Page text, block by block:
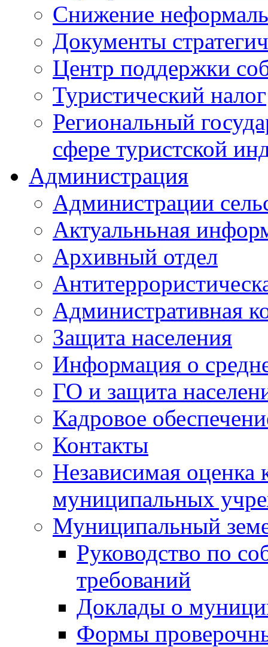
Снижение
Документы
Центр поддержки
Туристический налог
Региональный
сфере туристской
Администрация
Администрации
Актуальньная
Архивный отдел
Административная
Защита населения
Информация о
ГО и защита
Кадровое
Контакты
Независимая оценка
муниципальных
Муниципальный
Руководство по
требований
Доклады о
Формы